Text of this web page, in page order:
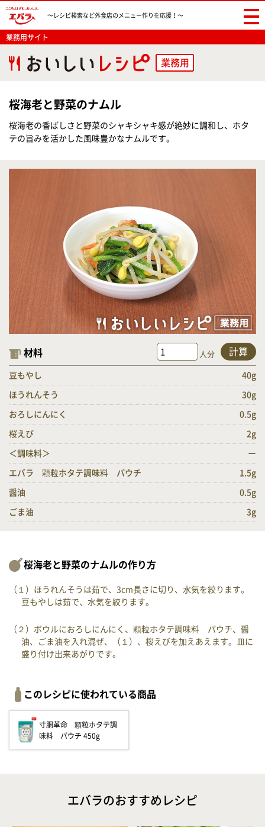
〜レシピ検索など外食店のメニュー作りを応援！〜
業務用サイト
業務用
桜海老と野菜のナムル
桜海老の香ばしさと野菜のシャキシャキ感が絶妙に調和し、ホタ
テの旨みを活かした風味豊かなナムルです。
材料 人分 計算
豆もやし 40g
ほうれんそう 30g
おろしにんにく 0.5g
桜えび 2g
＜調味料＞ ー
エバラ 顆粒ホタテ調味料 パウチ 1.5g
醤油 0.5g
ごま油 3g
桜海老と野菜のナムルの作り方
（１）ほうれんそうは茹で、3cm長さに切り、水気を絞ります。
豆もやしは茹で、水気を絞ります。
（２）ボウルにおろしにんにく、顆粒ホタテ調味料 パウチ、醤
油、ごま油を入れ混ぜ、（１）、桜えびを加えあえます。皿に
盛り付け出来あがりです。
このレシピに使われている商品
寸胴革命 顆粒ホタテ調
味料 パウチ 450g
エバラのおすすめレシピ